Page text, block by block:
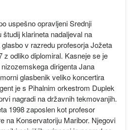
uspešno opravljeni Srednji
klarineta nadaljeval na
v razredu profesorja Jožeta
z odliko diplomiral. Kasneje se je
dirigenta Jana
glasbenik veliko koncertira
je s Pihalnim orkestrom Duplek
nagradi na državnih tekmovanjih.
1998 zaposlen kot profesor
na Konservatoriju Maribor. Njegovi